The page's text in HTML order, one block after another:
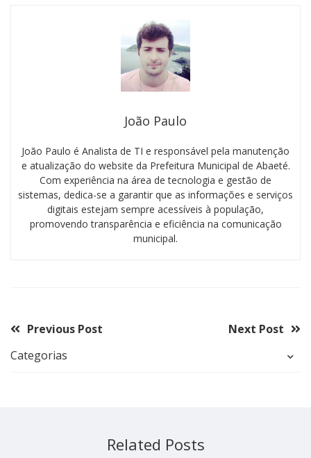
João Paulo
João Paulo é Analista de TI e responsável pela manutenção
e atualização do website da Prefeitura Municipal de Abaeté.
Com experiência na área de tecnologia e gestão de
sistemas, dedica-se a garantir que as informações e serviços
digitais estejam sempre acessíveis à população,
promovendo transparência e eficiência na comunicação
municipal.
Previous Post
Next Post
Categorias
Related Posts